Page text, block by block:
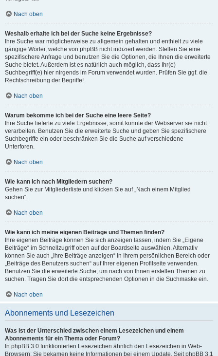
Nach oben
Weshalb erhalte ich bei der Suche keine Ergebnisse?
Ihre Suche war möglicherweise zu allgemein gehalten und enthielt zu viele
gängige Wörter, welche von phpBB nicht indiziert werden. Stellen Sie eine
spezifischere Anfrage und benutzen Sie die Optionen, die Ihnen die erweiterte
Suche bietet. Außerdem ist es natürlich auch möglich, dass Ihr(e)
Suchbegriff(e) hier nirgends im Forum verwendet wurden. Prüfen Sie ggf. die
Rechtschreibung der Begriffe!
Nach oben
Warum bekomme ich bei der Suche eine leere Seite?
Ihre Suche lieferte zu viele Ergebnisse, somit konnte der Webserver sie nicht
verarbeiten. Benutzen Sie die erweiterte Suche und geben Sie spezifischere
Suchbegriffe ein oder beschränken Sie die Suche auf verschiedene
Unterforen.
Nach oben
Wie kann ich nach Mitgliedern suchen?
Gehen Sie zur Mitgliederliste und klicken Sie auf „Nach einem Mitglied
suchen“.
Nach oben
Wie kann ich meine eigenen Beiträge und Themen finden?
Ihre eigenen Beiträge können Sie sich anzeigen lassen, indem Sie „Eigene
Beiträge“ im Schnellzugriff oben auf der Boardseite auswählen. Alternativ
können Sie auch „Ihre Beiträge anzeigen“ in Ihrem persönlichen Bereich oder
„Beiträge des Benutzers suchen“ auf Ihrer eigenen Profilseite verwenden.
Benutzen Sie die erweiterte Suche, um nach von Ihnen erstellen Themen zu
suchen. Tragen Sie dort die entsprechenden Optionen in die Suchmaske ein.
Nach oben
Abonnements und Lesezeichen
Was ist der Unterschied zwischen einem Lesezeichen und einem
Abonnements für ein Thema oder Forum?
In phpBB 3.0 funktionierten Lesezeichen ähnlich den Lesezeichen in Web-
Browsern: Sie bekamen keine Informationen bei einem Update. Seit phpBB 3.1